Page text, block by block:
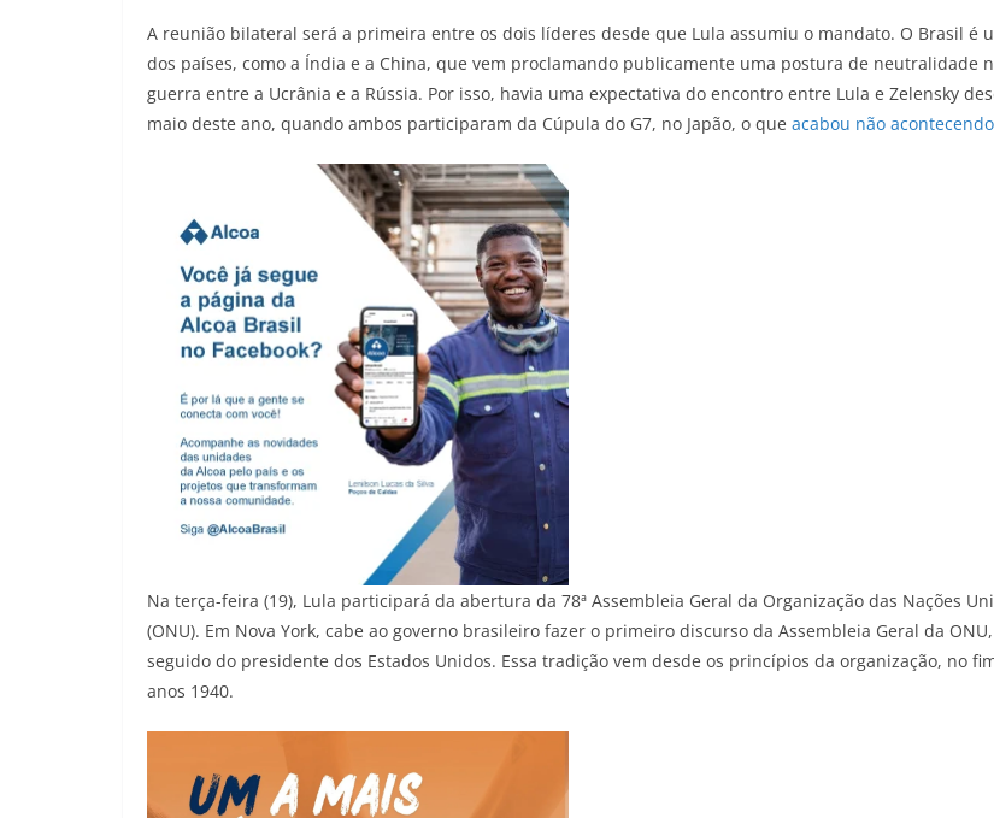
A reunião bilateral será a primeira entre os dois líderes desde que Lula assumiu o mandato. O Brasil é
dos países, como a Índia e a China, que vem proclamando publicamente uma postura de neutralidade
guerra entre a Ucrânia e a Rússia. Por isso, havia uma expectativa do encontro entre Lula e Zelensky
maio deste ano, quando ambos participaram da Cúpula do G7, no Japão, o que acabou não acontecendo
Na terça-feira (19), Lula participará da abertura da 78ª Assembleia Geral da Organização das Nações
(ONU). Em Nova York, cabe ao governo brasileiro fazer o primeiro discurso da Assembleia Geral da ONU,
seguido do presidente dos Estados Unidos. Essa tradição vem desde os princípios da organização, no
anos 1940.